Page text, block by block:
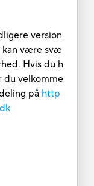
version
kan være svæ
Hvis du h
du velkomme
på http